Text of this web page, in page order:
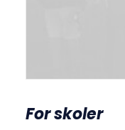
For skoler